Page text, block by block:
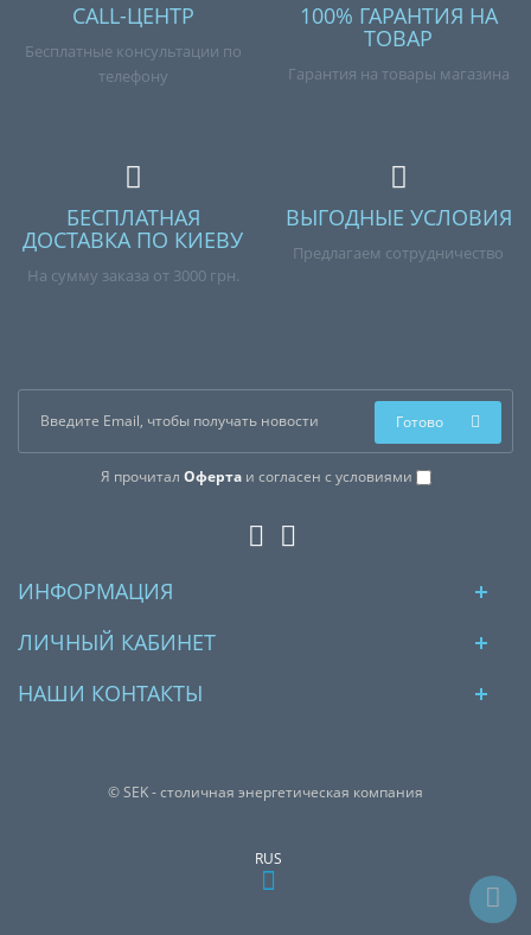
CALL-ЦЕНТР
Бесплатные консультации по
телефону
100% ГАРАНТИЯ НА
ТОВАР
Гарантия на товары магазина
БЕСПЛАТНАЯ
ДОСТАВКА ПО КИЕВУ
На сумму заказа от 3000 грн.
ВЫГОДНЫЕ УСЛОВИЯ
Предлагаем сотрудничество
Я прочитал Офертаи согласен с условиями
Готово
ИНФОРМАЦИЯ
ЛИЧНЫЙ КАБИНЕТ
НАШИ КОНТАКТЫ
© SEK - столичная энергетическая компания
RUS